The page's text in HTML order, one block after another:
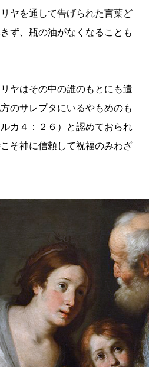
ヤを通して告げられた言葉ど
ず、瓶の油がなくなることも
ヤはその中の誰のもとにも遣
のサレプタにいるやもめのも
カ４：２６）と認めておられ
そ神に信頼して祝福のみわざ